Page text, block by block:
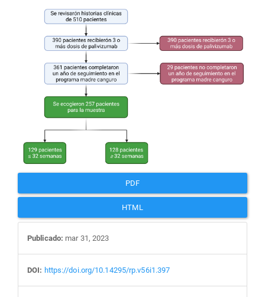
Barra
lateral
del
artículo
PDF
HTML
Publicado: mar 31, 2023
DOI: https://doi.org/10.14295/rp.v56i1.397